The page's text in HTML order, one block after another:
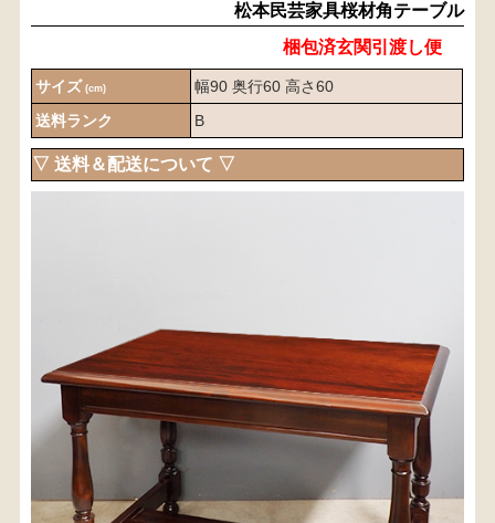
松本民芸家具桜材角テーブル
梱包済玄関引渡し便
サイズ (cm)
幅90 奥行60 高さ60
送料ランク
B
▽ 送料＆配送について ▽
・ご購入手続きを進める途中で「宅急便」を選択いた
だくと、自動的に送料が加算されます。
・配送についての詳細は、こちら→
【送料を確認する】
お届け先、送料ランクを選択する事で送料が表
示されます。